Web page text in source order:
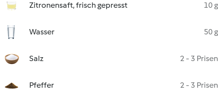
Zitronensaft, frisch gepresst 10 g
Wasser 50 g
Salz 2 - 3 Prisen
Pfeffer 2 - 3 Prisen